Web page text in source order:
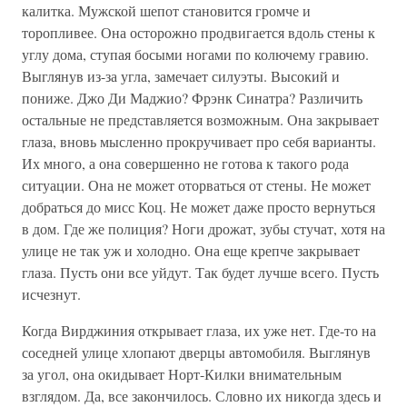
калитка. Мужской шепот становится громче и
торопливее. Она осторожно продвигается вдоль стены к
углу дома, ступая босыми ногами по колючему гравию.
Выглянув из-за угла, замечает силуэты. Высокий и
пониже. Джо Ди Маджио? Фрэнк Синатра? Различить
остальные не представляется возможным. Она закрывает
глаза, вновь мысленно прокручивает про себя варианты.
Их много, а она совершенно не готова к такого рода
ситуации. Она не может оторваться от стены. Не может
добраться до мисс Коц. Не может даже просто вернуться
в дом. Где же полиция? Ноги дрожат, зубы стучат, хотя на
улице не так уж и холодно. Она еще крепче закрывает
глаза. Пусть они все уйдут. Так будет лучше всего. Пусть
исчезнут.
Когда Вирджиния открывает глаза, их уже нет. Где-то на
соседней улице хлопают дверцы автомобиля. Выглянув
за угол, она окидывает Норт-Килки внимательным
взглядом. Да, все закончилось. Словно их никогда здесь и